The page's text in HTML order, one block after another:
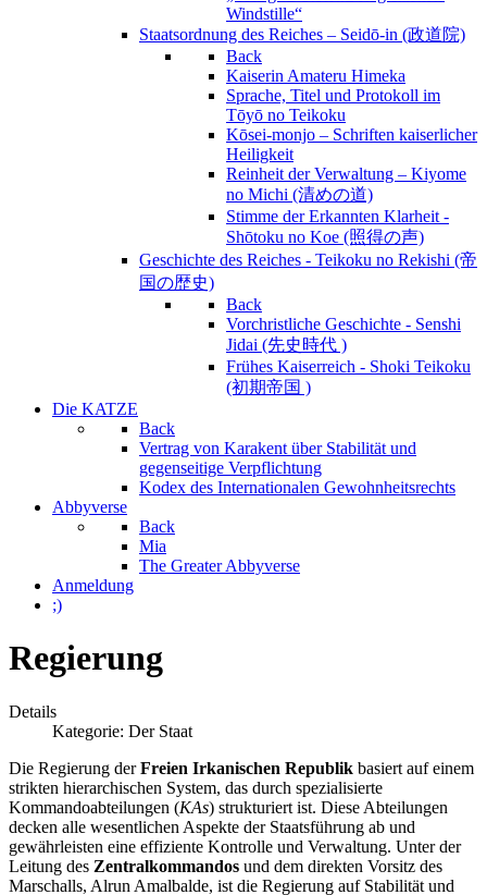
Windstille“
Staatsordnung des Reiches – Seidō-in (政道院)
Back
Kaiserin Amateru Himeka
Sprache, Titel und Protokoll im
Tōyō no Teikoku
Kōsei-monjo – Schriften kaiserlicher
Heiligkeit
Reinheit der Verwaltung – Kiyome
no Michi (清めの道)
Stimme der Erkannten Klarheit -
Shōtoku no Koe (照得の声)
Geschichte des Reiches - Teikoku no Rekishi (帝
国の歴史)
Back
Vorchristliche Geschichte - Senshi
Jidai (先史時代 )
Frühes Kaiserreich - Shoki Teikoku
(初期帝国 )
Die KATZE
Back
Vertrag von Karakent über Stabilität und
gegenseitige Verpflichtung
Kodex des Internationalen Gewohnheitsrechts
Abbyverse
Back
Mia
The Greater Abbyverse
Anmeldung
;)
Regierung
Details
Kategorie: Der Staat
Die Regierung derFreien Irkanischen Republik basiert auf einem
strikten hierarchischen System, das durch spezialisierte
Kommandoabteilungen (KAs) strukturiert ist. Diese Abteilungen
decken alle wesentlichen Aspekte der Staatsführung ab und
gewährleisten eine effiziente Kontrolle und Verwaltung. Unter der
Leitung des Zentralkommandos und dem direkten Vorsitz des
Marschalls, Alrun Amalbalde, ist die Regierung auf Stabilität und